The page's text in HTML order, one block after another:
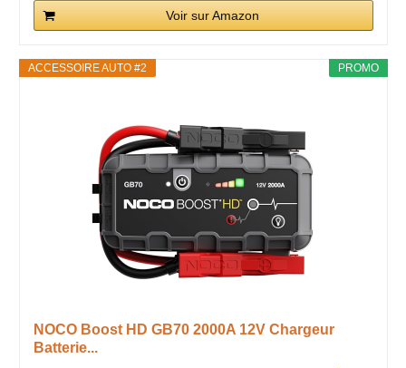
Voir sur Amazon
PROMO
ACCESSOIRE AUTO #2
NOCO Boost HD GB70 2000A 12V Chargeur
Batterie...